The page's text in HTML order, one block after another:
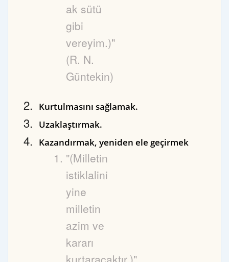
ak sütü
gibi
vereyim.)"
(R. N.
Güntekin)
Kurtulmasını sağlamak.
Uzaklaştırmak.
Kazandırmak, yeniden ele geçirmek
"(Milletin
istiklalini
yine
milletin
azim ve
kararı
kurtaracaktır.)"